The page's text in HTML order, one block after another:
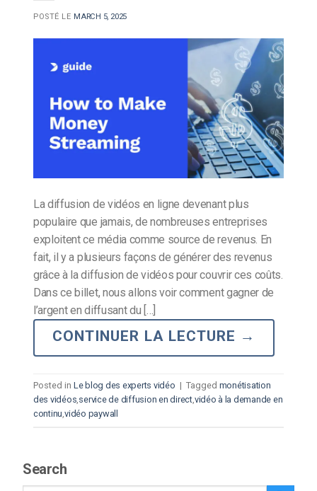
POSTÉ LE MARCH 5, 2025
La diffusion de vidéos en ligne devenant plus
populaire que jamais, de nombreuses entreprises
exploitent ce média comme source de revenus. En
fait, il y a plusieurs façons de générer des revenus
grâce à la diffusion de vidéos pour couvrir ces coûts.
Dans ce billet, nous allons voir comment gagner de
l’argent en diffusant du […]
CONTINUER LA LECTURE →
Posted in Le blog des experts vidéo | Tagged monétisation
des vidéos,service de diffusion en direct,vidéo à la demande en
continu,vidéo paywall
Search